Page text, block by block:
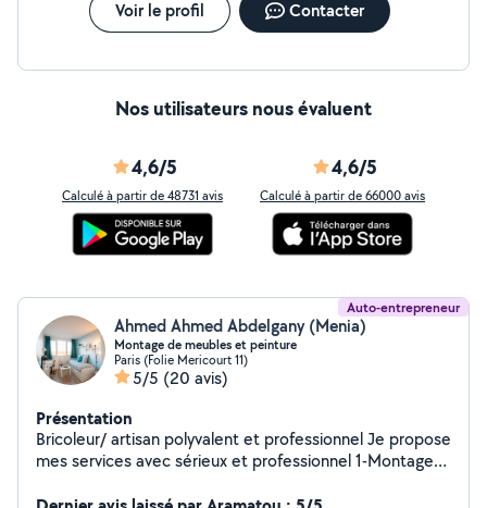
Voir le profil Contacter
Nos utilisateurs nous évaluent
4,6/5
Calculé à partir de 48731 avis
4,6/5
Calculé à partir de 66000 avis
Auto-entrepreneur
Ahmed Ahmed Abdelgany (Menia)
Montage de meubles et peinture
Paris (Folie Mericourt 11)
5/5 (20 avis)
Présentation
Bricoleur/ artisan polyvalent et professionnel Je propose
mes services avec sérieux et professionnel 1-Montage